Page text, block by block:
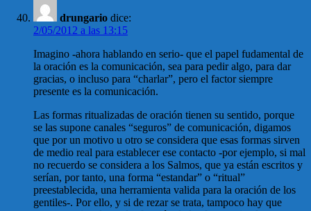
drungario dice:
2/05/2012 a las 13:15
Imagino -ahora hablando en serio- que el papel fudamental de
la oración es la comunicación, sea para pedir algo, para dar
gracias, o incluso para “charlar”, pero el factor siempre
presente es la comunicación.
Las formas ritualizadas de oración tienen su sentido, porque
se las supone canales “seguros” de comunicación, digamos
que por un motivo u otro se considera que esas formas sirven
de medio real para establecer ese contacto -por ejemplo, si mal
no recuerdo se considera a los Salmos, que ya están escritos y
serían, por tanto, una forma “estandar” o “ritual”
preestablecida, una herramienta valida para la oración de los
gentiles-. Por ello, y si de rezar se trata, tampoco hay que